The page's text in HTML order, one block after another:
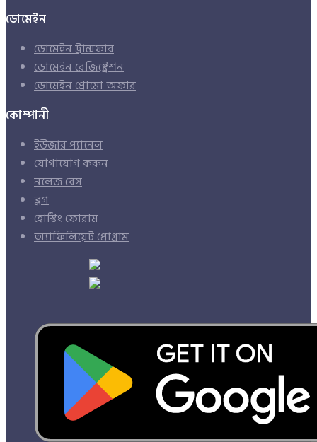
ডোমেইন
ডোমেইন ট্রান্সফার
ডোমেইন রেজিষ্ট্রেশন
ডোমেইন প্রোমো অফার
কোম্পানী
ইউজার প্যানেল
যোগাযোগ করুন
নলেজ বেস
ব্লগ
হোস্টিং ফোরাম
অ্যাফিলিয়েট প্রোগ্রাম